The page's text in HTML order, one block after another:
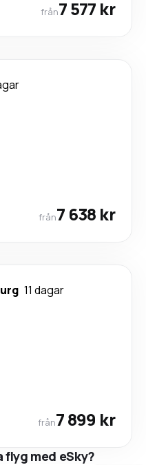
från7 577 kr
från7 638 kr
11 dagar
från7 899 kr
med eSky?